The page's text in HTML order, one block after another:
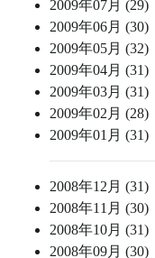
2009年07月 (29)
2009年06月 (30)
2009年05月 (32)
2009年04月 (31)
2009年03月 (31)
2009年02月 (28)
2009年01月 (31)
2008年12月 (31)
2008年11月 (30)
2008年10月 (31)
2008年09月 (30)